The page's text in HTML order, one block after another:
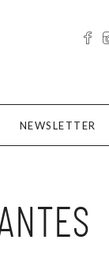
NEWSLETTER